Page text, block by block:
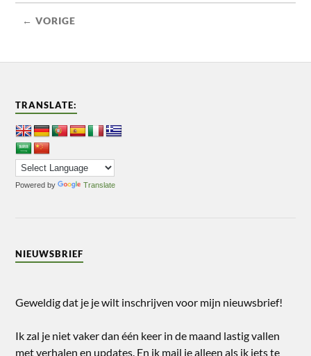
← VORIGE
TRANSLATE:
Powered by Translate
NIEUWSBRIEF
Geweldig dat je je wilt inschrijven voor mijn nieuwsbrief!
Ik zal je niet vaker dan één keer in de maand lastig vallen
met verhalen en updates. En ik mail je alleen als ik iets te